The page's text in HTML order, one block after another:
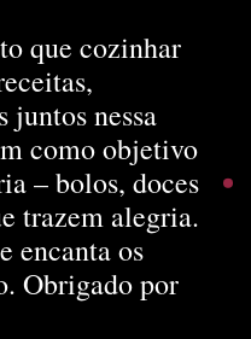
que cozinhar
juntos nessa
como objetivo
– bolos, doces
trazem alegria.
encanta os
Obrigado por